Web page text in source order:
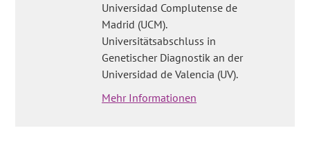
Universidad Complutense de
Madrid (UCM).
Universitätsabschluss in
Genetischer Diagnostik an der
Universidad de Valencia (UV).
Mehr Informationen